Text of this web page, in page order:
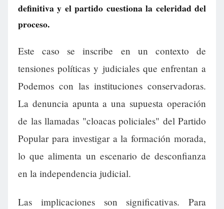
definitiva y el partido cuestiona la celeridad del
proceso.
Este caso se inscribe en un contexto de
tensiones políticas y judiciales que enfrentan a
Podemos con las instituciones conservadoras.
La denuncia apunta a una supuesta operación
de las llamadas "cloacas policiales" del Partido
Popular para investigar a la formación morada,
lo que alimenta un escenario de desconfianza
en la independencia judicial.
Las implicaciones son significativas. Para